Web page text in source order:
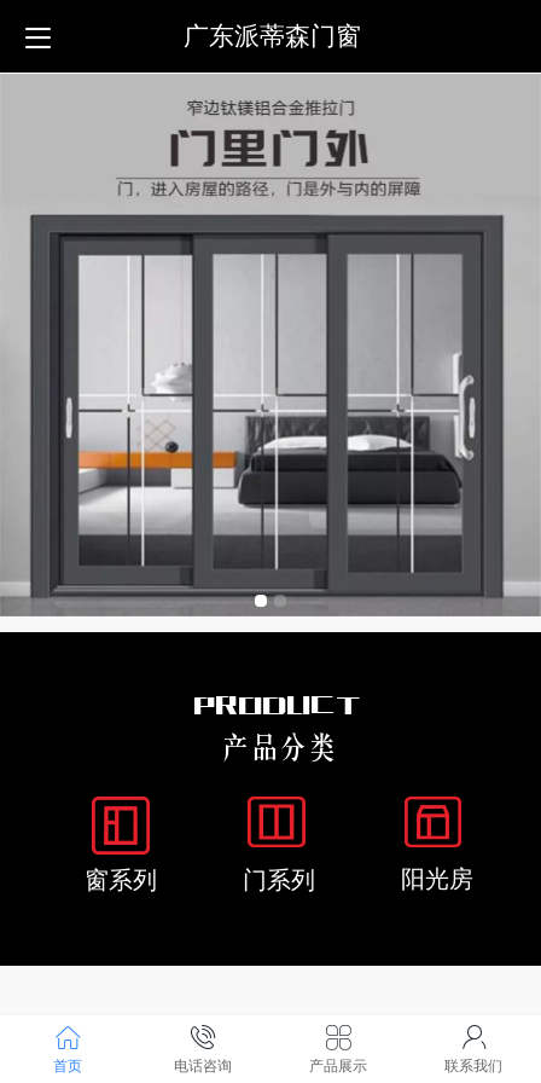
广东派蒂森门窗
PRODUCT
产品分类
窗系列 门系列 阳光房
Window series
窗系列
首页 电话咨询 产品展示 联系我们